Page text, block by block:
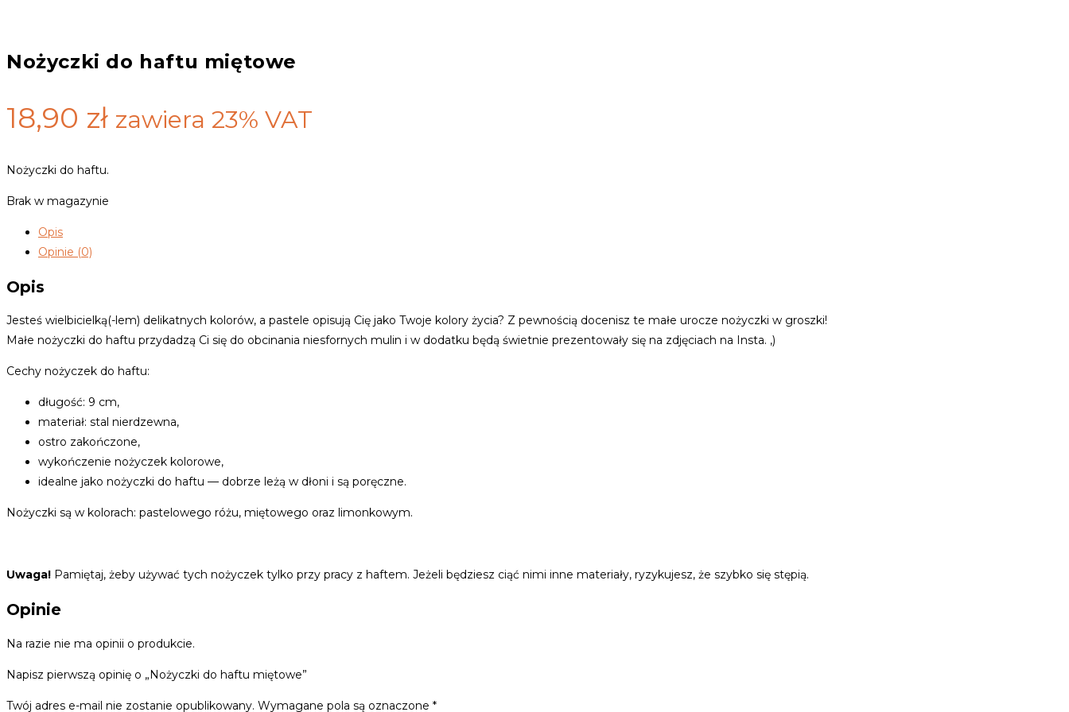
Nożyczki do haftu miętowe
18,90 zł zawiera 23% VAT
Nożyczki do haftu.
Brak w magazynie
Opis
Opinie (0)
Opis
Jesteś wielbicielką(-lem) delikatnych kolorów, a pastele opisują Cię jako Twoje kolory życia? Z pewnością docenisz te małe urocze nożyczki w groszki!
Małe nożyczki do haftu przydadzą Ci się do obcinania niesfornych mulin i w dodatku będą świetnie prezentowały się na zdjęciach na Insta. ,)
Cechy nożyczek do haftu:
długość: 9 cm,
materiał: stal nierdzewna,
ostro zakończone,
wykończenie nożyczek kolorowe,
idealne jako nożyczki do haftu — dobrze leżą w dłoni i są poręczne.
Nożyczki są w kolorach: pastelowego różu, miętowego oraz limonkowym.
Uwaga! Pamiętaj, żeby używać tych nożyczek tylko przy pracy z haftem. Jeżeli będziesz ciąć nimi inne materiały, ryzykujesz, że szybko się stępią.
Opinie
Na razie nie ma opinii o produkcie.
Napisz pierwszą opinię o „Nożyczki do haftu miętowe”
Twój adres e-mail nie zostanie opublikowany. Wymagane pola są oznaczone *